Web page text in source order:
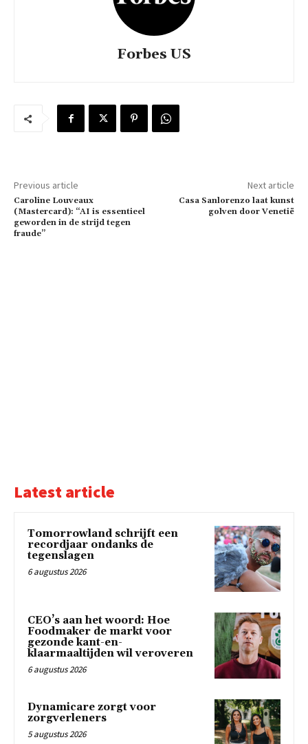
Forbes US
Previous article
Caroline Louveaux
(Mastercard): “AI is essentieel
geworden in de strijd tegen
fraude”
Next article
Casa Sanlorenzo laat kunst
golven door Venetië
Latest article
Tomorrowland schrijft een
recordjaar ondanks de
tegenslagen
6 augustus 2026
CEO’s aan het woord: Hoe
Foodmaker de markt voor
gezonde kant-en-
klaarmaaltijden wil veroveren
6 augustus 2026
Dynamicare zorgt voor
zorgverleners
5 augustus 2026